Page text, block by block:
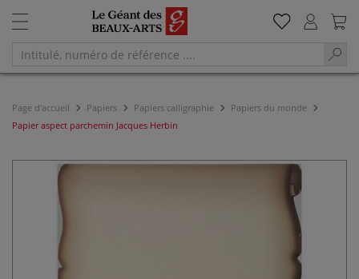
Page d'accueil Papiers Papiers calligraphie
Papiers du monde
Papier aspect parchemin Jacques Herbin